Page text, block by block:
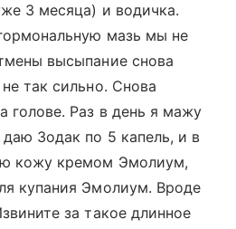
3 месяца) и водичка.
мазь мы не
высыпание снова
так сильно. Снова
голове. Раз в день я мажу
Зодак по 5 капель, и в
кожу кремом Эмолиум,
купания Эмолиум. Вроде
за такое длинное